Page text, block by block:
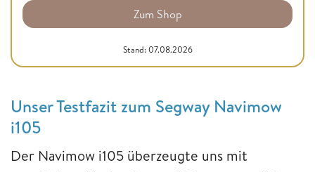
Zum Shop
Stand: 07.08.2026
Unser Testfazit zum Segway Navimow
i105
Der Navimow i105 überzeugte uns mit